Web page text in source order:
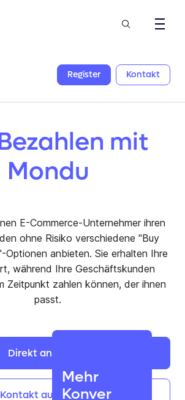
Register Kontakt
mit
Mondu
E-Commerce-Unternehmer ihren
ohne Risiko verschiedene "Buy
Optionen anbieten. Sie erhalten Ihre
während Ihre Geschäftskunden
Zeitpunkt zahlen können, der ihnen
passt.
Direkt anmelden
Kontakt aufnehmen
Mehr
Konver